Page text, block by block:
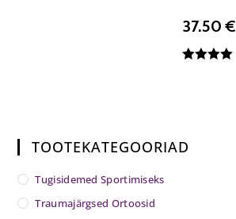
37.50€
TOOTEKATEGOORIAD
Tugisidemed Sportimiseks
Traumajärgsed Ortoosid